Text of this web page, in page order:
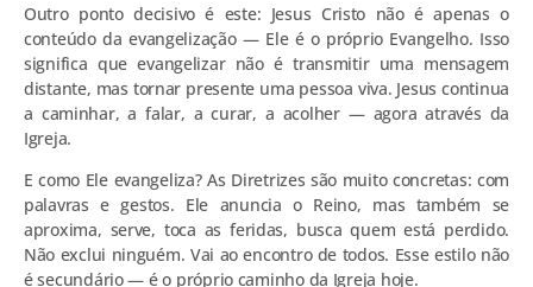
Outro ponto decisivo é este: Jesus Cristo não é apenas o
conteúdo da evangelização — Ele é o próprio Evangelho. Isso
significa que evangelizar não é transmitir uma mensagem
distante, mas tornar presente uma pessoa viva. Jesus continua
a caminhar, a falar, a curar, a acolher — agora através da
Igreja.
E como Ele evangeliza? As Diretrizes são muito concretas: com
palavras e gestos. Ele anuncia o Reino, mas também se
aproxima, serve, toca as feridas, busca quem está perdido.
Não exclui ninguém. Vai ao encontro de todos. Esse estilo não
é secundário — é o próprio caminho da Igreja hoje.